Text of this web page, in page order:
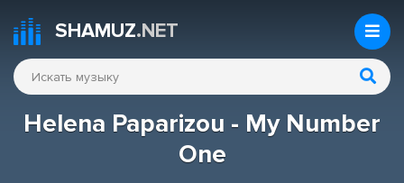
SHAMUZ.NET
Helena Paparizou - My Number
One